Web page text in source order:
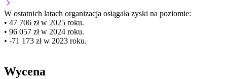
W ostatnich latach organizacja osiągała zyski na poziomie:
• 47 706 zł w 2025 roku.
• 96 057 zł w 2024 roku.
• -71 173 zł w 2023 roku.
Wycena